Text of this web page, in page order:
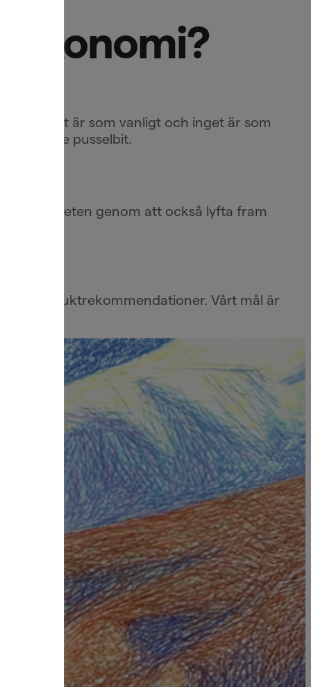
när allt är som vanligt och inget är som
pusselbit.
till helheten genom att också lyfta fram
produktrekommendationer. Vårt mål är